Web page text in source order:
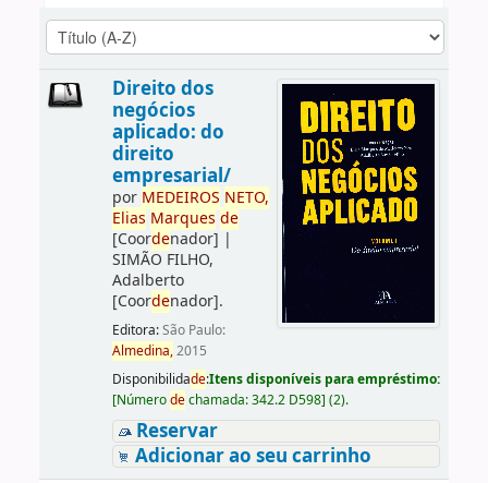
Direito dos
negócios
aplicado: do
direito
empresarial/
por MEDEIROS NETO,
Elias Marques de
[Coordenador] |
SIMÃO FILHO,
Adalberto
[Coordenador].
Editora:São Paulo:
Almedina,2015
Disponibilidade:Itens disponíveis para empréstimo:
[Númerodechamada:342.2 D598] (2).
Reservar
Adicionar ao seu carrinho